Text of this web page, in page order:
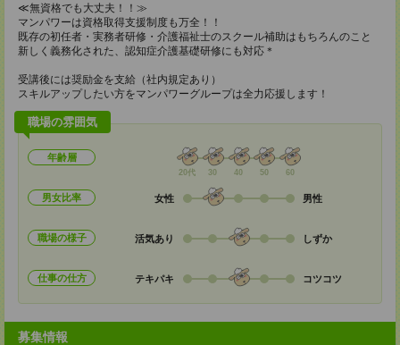
≪無資格でも大丈夫！！≫
マンパワーは資格取得支援制度も万全！！
既存の初任者・実務者研修・介護福祉士のスクール補助はもちろんのこと
新しく義務化された、認知症介護基礎研修にも対応＊
受講後には奨励金を支給（社内規定あり）
スキルアップしたい方をマンパワーグループは全力応援します！
職場の雰囲気
年齢層
20代 30 40 50 60
男女比率 女性 男性
職場の様子 活気あり しずか
仕事の仕方 テキパキ コツコツ
募集情報